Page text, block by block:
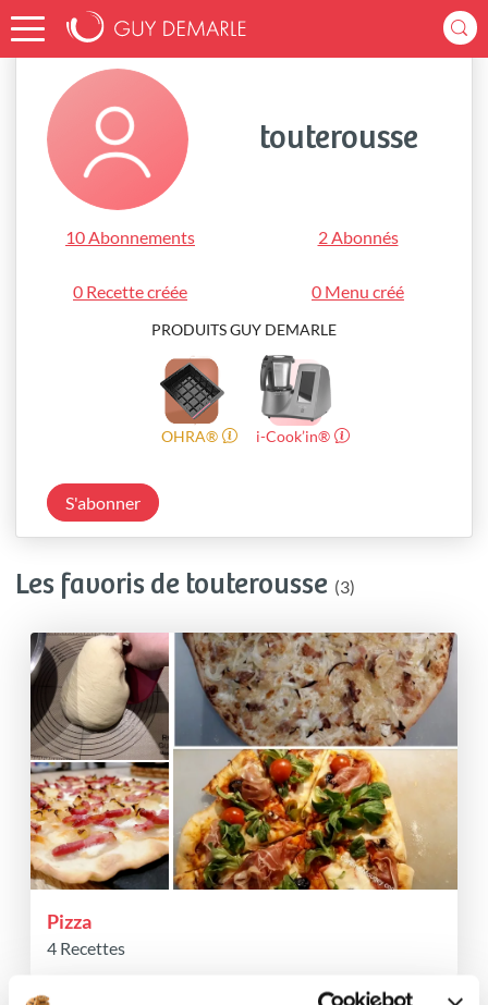
Accueil touterousse
touterousse
10 Abonnements 2 Abonnés
0 Recette créée 0 Menu créé
PRODUITS GUY DEMARLE
OHRA® i-Cook’in®
S'abonner
Les favoris de touterousse (3)
Pizza
4 Recettes